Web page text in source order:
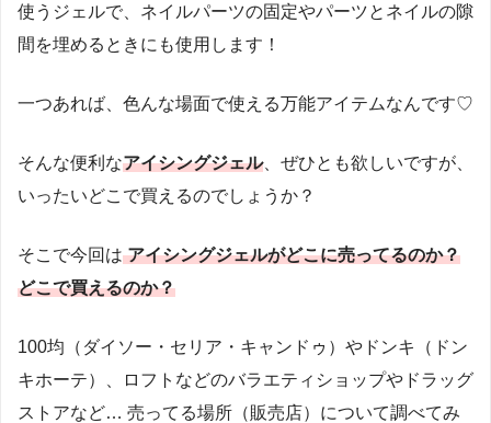
使うジェルで、ネイルパーツの固定やパーツとネイルの隙
間を埋めるときにも使用します！
一つあれば、色んな場面で使える万能アイテムなんです♡
そんな便利なアイシングジェル、ぜひとも欲しいですが、
いったいどこで買えるのでしょうか？
そこで今回はアイシングジェルがどこに売ってるのか？
どこで買えるのか？
100均（ダイソー・セリア・キャンドゥ）やドンキ（ドン
キホーテ）、ロフトなどのバラエティショップやドラッグ
ストアなど… 売ってる場所（販売店）について調べてみ